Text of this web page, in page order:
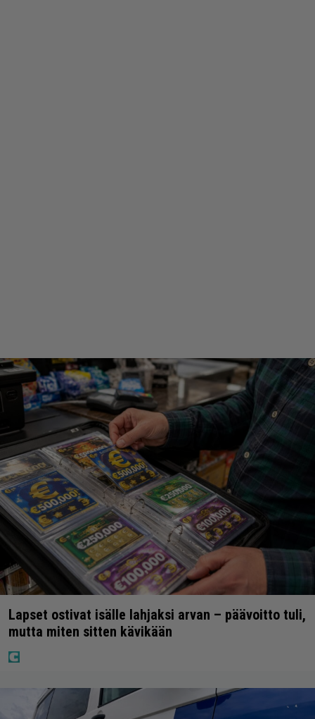
Lapset ostivat isälle lahjaksi arvan – päävoitto tuli,
mutta miten sitten kävikään